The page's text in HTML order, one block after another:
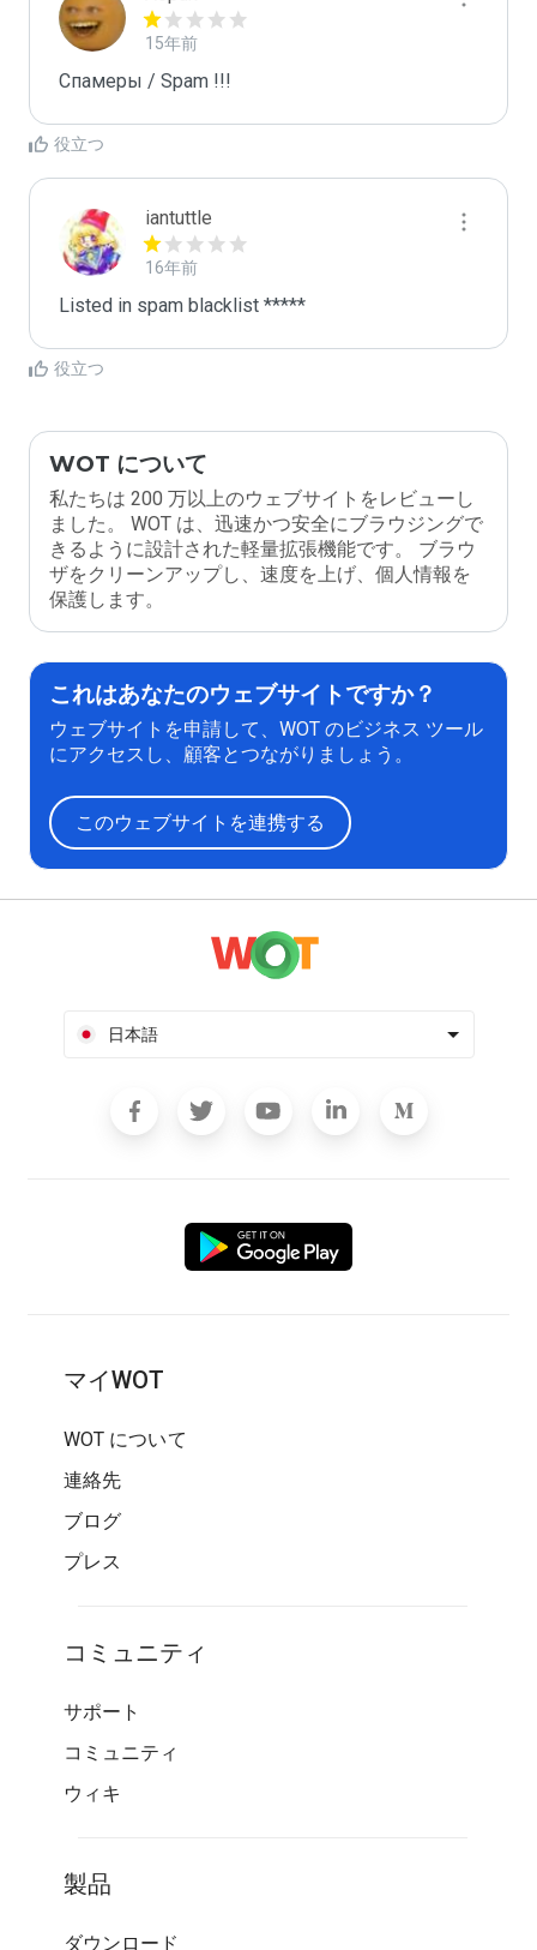
15年前
Спамеры / Spam !!!
役立つ
iantuttle
16年前
Listed in spam blacklist *****
役立つ
WOT について
私たちは 200 万以上のウェブサイトをレビューし
ました。 WOT は、迅速かつ安全にブラウジングで
きるように設計された軽量拡張機能です。 ブラウ
ザをクリーンアップし、速度を上げ、個人情報を
保護します。
これはあなたのウェブサイトですか？
ウェブサイトを申請して、WOT のビジネス ツール
にアクセスし、顧客とつながりましょう。
このウェブサイトを連携する
日本語
マイWOT
WOT について
連絡先
ブログ
プレス
コミュニティ
サポート
コミュニティ
ウィキ
製品
ダウンロード